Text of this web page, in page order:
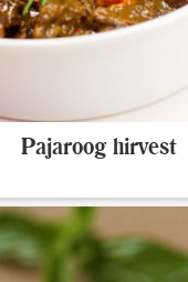
Pajaroog hirvest